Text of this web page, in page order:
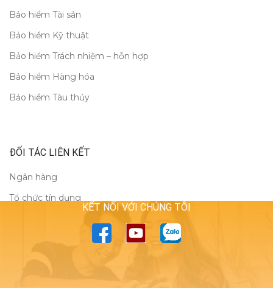
Bảo hiểm Tài sản
Bảo hiểm Kỹ thuật
Bảo hiểm Trách nhiệm – hỗn hợp
Bảo hiểm Hàng hóa
Bảo hiểm Tàu thủy
ĐỐI TÁC LIÊN KẾT
Ngân hàng
Tổ chức tín dụng
KẾT NỐI VỚI CHÚNG TÔI